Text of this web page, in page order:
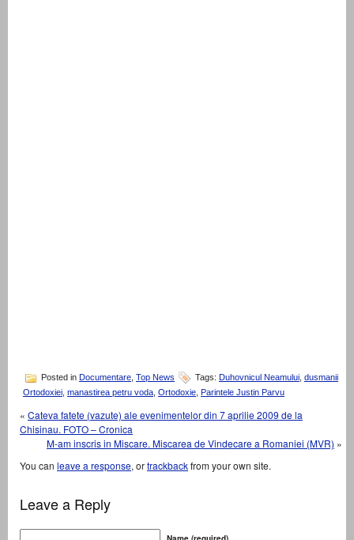
Posted in Documentare Top News Tags: Duhovnicul Neamului dusmanii
Ortodoxiei manastirea petru voda Ortodoxie Parintele Justin Parvu
« Cateva fatete (vazute) ale evenimentelor din 7 aprilie 2009 de la
Chisinau. FOTO – Cronica
M-am inscris in Miscare. Miscarea de Vindecare a Romaniei (MVR) »
You can leave a response, ortrackbackfrom your own site.
Leave a Reply